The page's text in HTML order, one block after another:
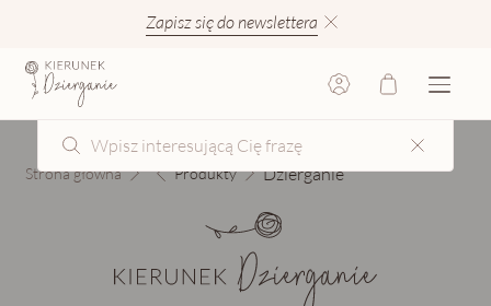
Zapisz się do newslettera
Strona główna Produkty Dzierganie